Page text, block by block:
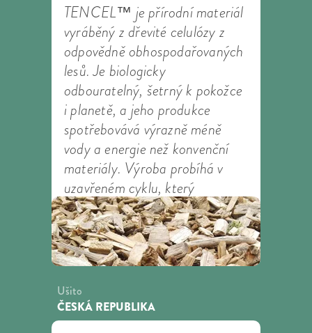
TENCEL™ je přírodní materiál
vyráběný z dřevité celulózy z
odpovědně obhospodařovaných
lesů. Je biologicky
odbouratelný, šetrný k pokožce
i planetě, a jeho produkce
spotřebovává výrazně méně
vody a energie než konvenční
materiály. Výroba probíhá v
uzavřeném cyklu, který
recykluje většinu použité vody a
rozpouštědel.
Výrobce:Lenzing
Ušito
ČESKÁ REPUBLIKA